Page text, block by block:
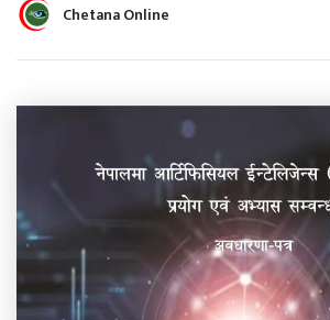
Chetana Online